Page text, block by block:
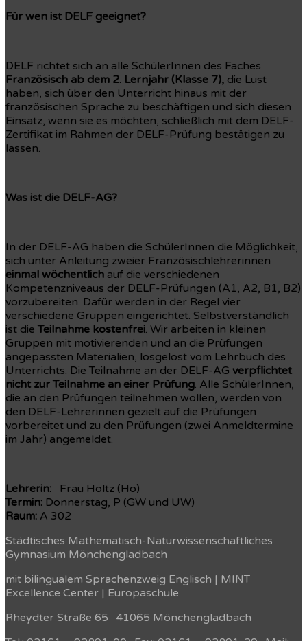
Für wen ist DELF geeignet?
DELF richtet sich an alle SchülerInnen des Faches
Französisch ab dem 2. Lernjahr (Klasse 7), die Lust
haben, sich über den Unterricht hinaus mit der
französischen Sprache zu beschäftigen und sich diesen
Einsatz, wenn sie es möchten, schließlich mit dem DELF-
Zertifikat im Rahmen der DELF-Prüfung bestätigen zu
lassen.
Was ist die DELF-AG?
In der DELF-AG haben die SchülerInnen die Möglichkeit,
sich unter Anleitung zweier Französischlehrerinnen
einmal wöchentlich auf die verschiedenen
Kompetenzniveaus der DELF-Prüfungen (A1, A2, B1, B2)
vorzubereiten. Dafür werden in der Regel vier
verschiedene Gruppen eingerichtet. Selbstverständlich
ist die Teilnahme kostenfrei. Wir arbeiten in kleinen
Gruppen mit motivierenden und an die Prüfungen
angepassten Materialien, losgelöst vom Lehrbuch des
Unterrichts. Die Teilnahme an der DELF-AG verpflichtet
nicht zur Teilnahme an einer Prüfung. Alle SchülerInnen,
die an den Prüfungen teilnehmen wollen, werden von
den DELF-Lehrerinnen gezielt auf die Prüfungen
vorbereitet und zu den Prüfungen (zwei Anmeldtermine
im Jahr) angemeldet.
Lehrerin: Frau Holtz (Ho)
Termin: Donnerstag, P (GW und UW)
Raum: A 302
Städtisches Mathematisch-Naturwissenschaftliches
Gymnasium Mönchengladbach
mit bilingualem Sprachenzweig Englisch | MINT
Excellence Center | Europaschule
Rheydter Straße 65 · 41065 Mönchengladbach